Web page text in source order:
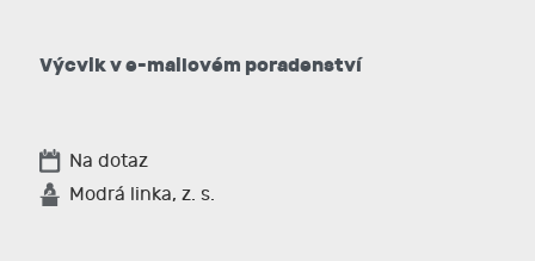
Výcvik v e-mailovém poradenství
Na dotaz
Modrá linka, z. s.